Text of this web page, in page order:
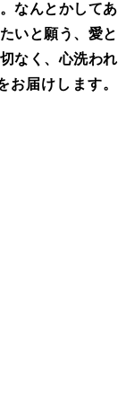
なんとかしてあ
いと願う、愛と
なく、心洗われ
届けします。